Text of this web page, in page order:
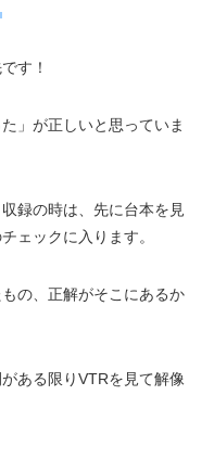
す！
」が正しいと思っていま
録の時は、先に台本を見
ェックに入ります。
の、正解がそこにあるか
ある限りVTRを見て解像